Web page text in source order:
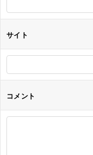
サイト
コメント